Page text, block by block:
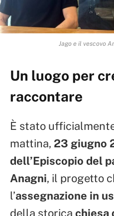
Jago e il vescovo
Un luogo per
raccontare
È stato
mattina, 23 giugno
dell’Episcopio del
Anagni, il progetto
l’assegnazione in
della storica chiesa